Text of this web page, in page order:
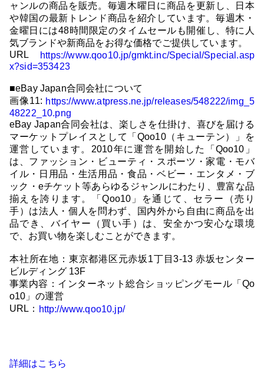
ャンルの商品を販売。毎週木曜日に商品を更新し、日本
や韓国の最新トレンド商品を紹介しています。毎週木・
金曜日には48時間限定のタイムセールも開催し、特に人
気ブランドや新商品をお得な価格でご提供しています。
URL
https://www.qoo10.jp/gmkt.inc/Special/Special.asp
x?sid=353423
■eBay Japan合同会社について
画像11: https://www.atpress.ne.jp/releases/548222/img_5
48222_10.png
eBay Japan合同会社は、楽しさを仕掛け、喜びを届ける
マーケットプレイスとして「Qoo10（キューテン）」を
運営しています。2010年に運営を開始した「Qoo10」
は、ファッション・ビューティ・スポーツ・家電・モバ
イル・日用品・生活用品・食品・ベビー・エンタメ・ブ
ック・eチケット等あらゆるジャンルにわたり、豊富な品
揃えを誇ります。「Qoo10」を通じて、セラー（売り
手）は法人・個人を問わず、国内外から自由に商品を出
品でき、バイヤー（買い手）は、安全かつ安心な環境
で、お買い物を楽しむことができます。
本社所在地：東京都港区元赤坂1丁目3-13 赤坂センター
ビルディング 13F
事業内容：インターネット総合ショッピングモール「Qo
o10」の運営
URL： http://www.qoo10.jp/
詳細はこちら